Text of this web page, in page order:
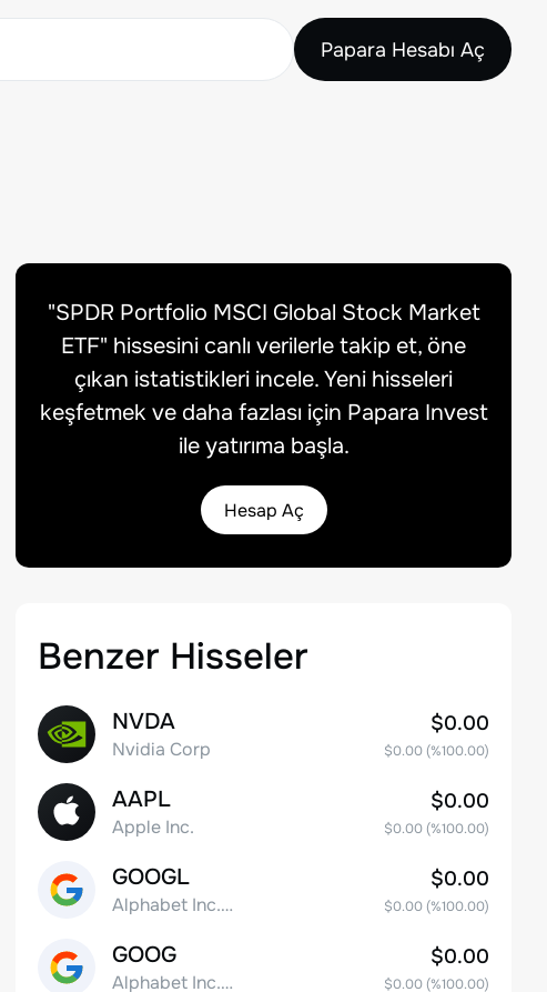
Papara Hesabı Aç
"SPDR Portfolio MSCI Global Stock Market
ETF" hissesini canlı verilerle takip et, öne
çıkan istatistikleri incele. Yeni hisseleri
keşfetmek ve daha fazlası için Papara Invest
ile yatırıma başla.
Hesap Aç
Benzer Hisseler
NVDA
Nvidia Corp
$0.00
$0.00(%100.00)
AAPL
Apple Inc.
$0.00
$0.00(%100.00)
GOOGL
Alphabet Inc. Class A Common Stock
$0.00
$0.00(%100.00)
GOOG
Alphabet Inc. Class C Capital Stock
$0.00
$0.00(%100.00)